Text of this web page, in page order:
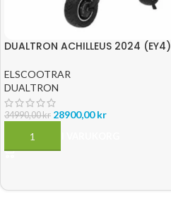
DUALTRON ACHILLEUS 2024 (EY4)
ELSCOOTRAR
DUALTRON
34990,00kr 28900,00kr
LÄGG TILL I VARUKORG